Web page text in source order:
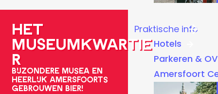
g
Praktische info
Hotels
Parkeren & OV
Amersfoort
Het
Museumkwartie
r
Bijzondere musea en
heerlijk Amersfoorts
gebrouwen bier!